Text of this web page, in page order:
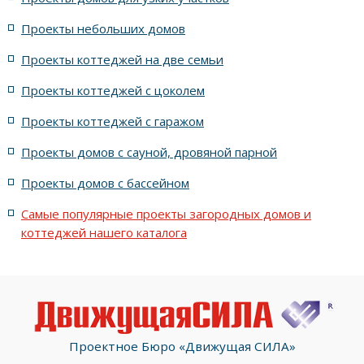
3000 проектов домов
Проекты небольших домов
Проекты коттеджей на две семьи
Проекты коттеджей с цоколем
Проекты коттеджей с гаражом
Проекты домов с сауной, дровяной парной
Проекты домов с бассейном
Самые популярные проекты загородных домов и
коттеджей нашего каталога
Проектное Бюро «Движущая СИЛА»